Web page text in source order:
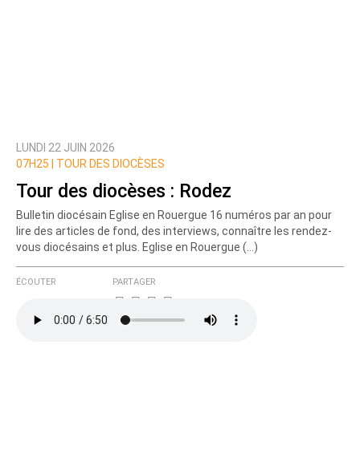
LUNDI 22 JUIN 2026
07H25 |
TOUR DES DIOCÈSES
Tour des diocèses : Rodez
Bulletin diocésain Eglise en Rouergue 16 numéros par an pour
lire des articles de fond, des interviews, connaître les rendez-
vous diocésains et plus. Eglise en Rouergue (…)
ÉCOUTER PARTAGER